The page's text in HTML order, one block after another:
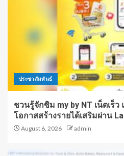
ประชาสัมพันธ์
ชวนรู้จักซิม my by NT เน็ตเร็
โอกาสสร้างรายได้เสริมผ่าน
August 6, 2026 admin